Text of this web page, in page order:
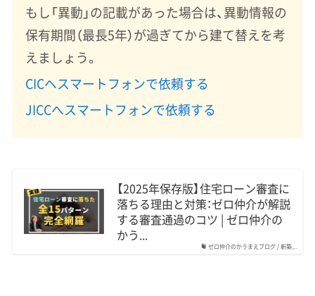
もし「異動」の記載があった場合は、異動情報の
保有期間（最長5年）が過ぎてから建て替えを考
えましょう。
CICへスマートフォンで依頼する
JICCへスマートフォンで依頼する
ゼロ仲介のかうまえブログ / 新築...
【2025年保存版】住宅ローン審査に
落ちる理由と対策：ゼロ仲介が解説
する審査通過のコツ | ゼロ仲介の
かう...